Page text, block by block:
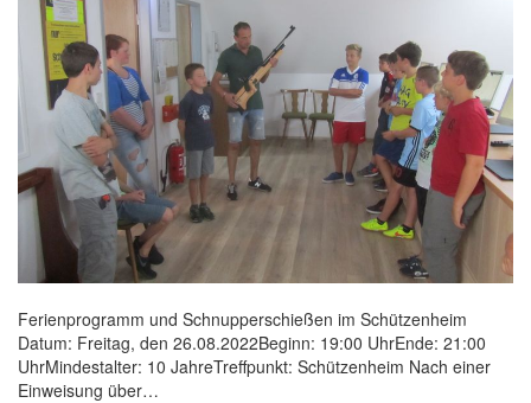
Ferienprogramm und Schnupperschießen im Schützenheim
Datum: Freitag, den 26.08.2022Beginn: 19:00 UhrEnde: 21:00
UhrMindestalter: 10 JahreTreffpunkt: Schützenheim Nach einer
Einweisung über…